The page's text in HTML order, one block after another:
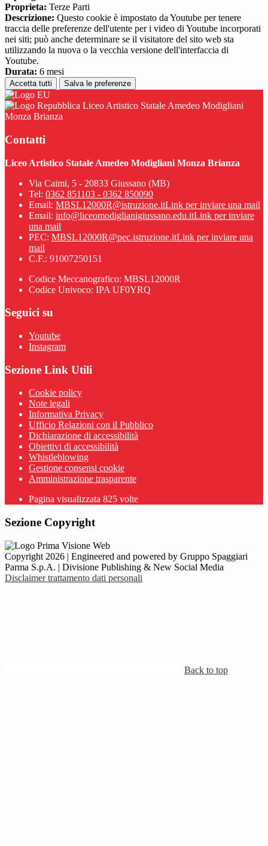
Proprieta: Terze Parti
Descrizione: Questo cookie è impostato da Youtube per tenere
traccia delle preferenze dell'utente per i video di Youtube incorporati
nei siti; può anche determinare se il visitatore del sito web sta
utilizzando la nuova o la vecchia versione dell'interfaccia di
Youtube.
Durata: 6 mesi
Accetta tutti Salva le preferenze
Liceo Artistico Statale Amedeo Modigliani
Monza Brianza
Contatti
Liceo Artistico Statale Amedeo Modigliani Monza Brianza
Via Caimi, 5 - 20833 Giussano (MB)
Tel: 0362 851103 - 0362 850090
Email: MBSL12000R@istruzione.itLink per inviare una mail
Email: info@liceomodiglianigiussano.edu.itLink per inviare
una mail
PEC: MBSL12000R@pec.istruzione.itLink per inviare una
mail
C.F.: 91007250151
Codice Meccanografico: MBSL12000R
Codice Univoco: IPA UF0YRQ
Seguici su
Youtube
Instagram
Sezione Link Utili
Cookie policy
Note legali
Informativa Privacy
Ufficio Relazioni con il Pubblico
Dichiarazione di accessibilità
Obiettivi di accessibilità
Whistleblowing
Gestione consensi cookie
Amministrazione trasparente
Pagina visualizzata 825 volte
Sezione Copyright
Copyright 2026 | Engineered and powered by Gruppo Spaggiari
Parma S.p.A. | Divisione Publishing & New Social Media
Disclaimer trattamento dati personali
Back to top